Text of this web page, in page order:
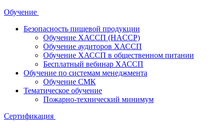
Обучение
Безопасность пищевой продукции
Обучение ХАССП (HACCP)
Обучение аудиторов ХАССП
Обучение ХАССП в общественном питании
Бесплатный вебинар ХАССП
Обучение по системам менеджмента
Обучение СМК
Тематическое обучение
Пожарно-технический минимум
Сертификация